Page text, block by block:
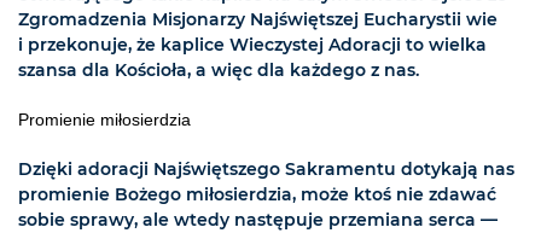
Zgromadzenia Misjonarzy Najświętszej Eucharystii wie
i przekonuje, że kaplice Wieczystej Adoracji to wielka
szansa dla Kościoła, a więc dla każdego z nas.
Promienie miłosierdzia
Dzięki adoracji Najświętszego Sakramentu dotykają nas
promienie Bożego miłosierdzia, może ktoś nie zdawać
sobie sprawy, ale wtedy następuje przemiana serca —